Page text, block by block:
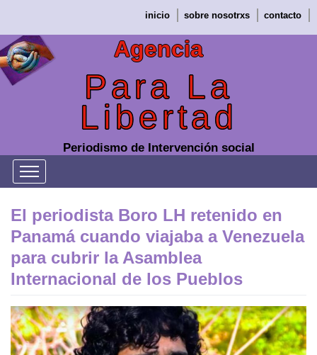
contenido
inicio sobre nosotrxs contacto
Agencia
Para La
Libertad
Periodismo de Intervención social
El periodista Boro LH retenido en
Panamá cuando viajaba a Venezuela
para cubrir la Asamblea
Internacional de los Pueblos